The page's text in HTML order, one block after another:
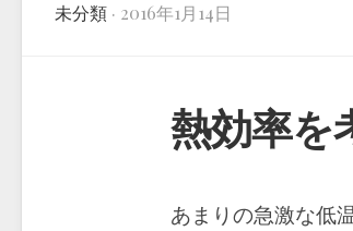
未分類 · 2016年1月14日
熱効率を
あまりの急激な低